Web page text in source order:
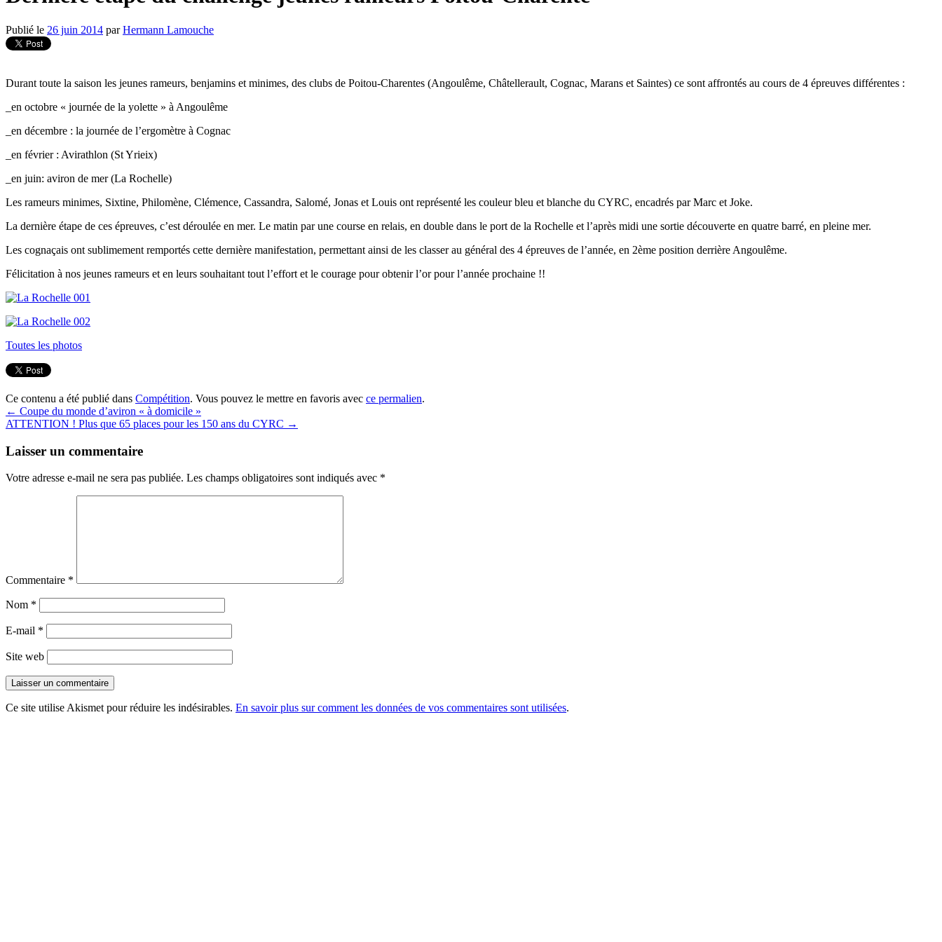
Publié le 26 juin 2014 par Hermann Lamouche
Durant toute la saison les jeunes rameurs, benjamins et minimes, des clubs de Poitou-Charentes (Angoulême, Châtellerault, Cognac, Marans et Saintes) ce sont affrontés au cours de 4 épreuves différentes :
_en octobre « journée de la yolette » à Angoulême
_en décembre : la journée de l’ergomètre à Cognac
_en février : Avirathlon (St Yrieix)
_en juin: aviron de mer (La Rochelle)
Les rameurs minimes, Sixtine, Philomène, Clémence, Cassandra, Salomé, Jonas et Louis ont représenté les couleur bleu et blanche du CYRC, encadrés par Marc et Joke.
La dernière étape de ces épreuves, c’est déroulée en mer. Le matin par une course en relais, en double dans le port de la Rochelle et l’après midi une sortie découverte en quatre barré, en pleine mer.
Les cognaçais ont sublimement remportés cette dernière manifestation, permettant ainsi de les classer au général des 4 épreuves de l’année, en 2ème position derrière Angoulême.
Félicitation à nos jeunes rameurs et en leurs souhaitant tout l’effort et le courage pour obtenir l’or pour l’année prochaine !!
Toutes les photos
Ce contenu a été publié dans Compétition. Vous pouvez le mettre en favoris avec ce permalien.
← Coupe du monde d’aviron « à domicile »
ATTENTION ! Plus que 65 places pour les 150 ans du CYRC →
Laisser un commentaire
Votre adresse e-mail ne sera pas publiée. Les champs obligatoires sont indiqués avec *
Commentaire *
Nom *
E-mail *
Site web
Ce site utilise Akismet pour réduire les indésirables. En savoir plus sur comment les données de vos commentaires sont utilisées.